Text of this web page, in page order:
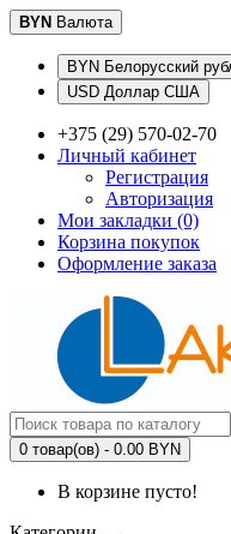
BYN Валюта
BYN Белорусский
USD Доллар США
+375 (29) 570-02-70
Личный кабинет
Регистрация
Авторизация
Мои закладки (0)
Корзина покупок
Оформление заказа
0 товар(ов) - 0.00 BYN
В корзине пусто!